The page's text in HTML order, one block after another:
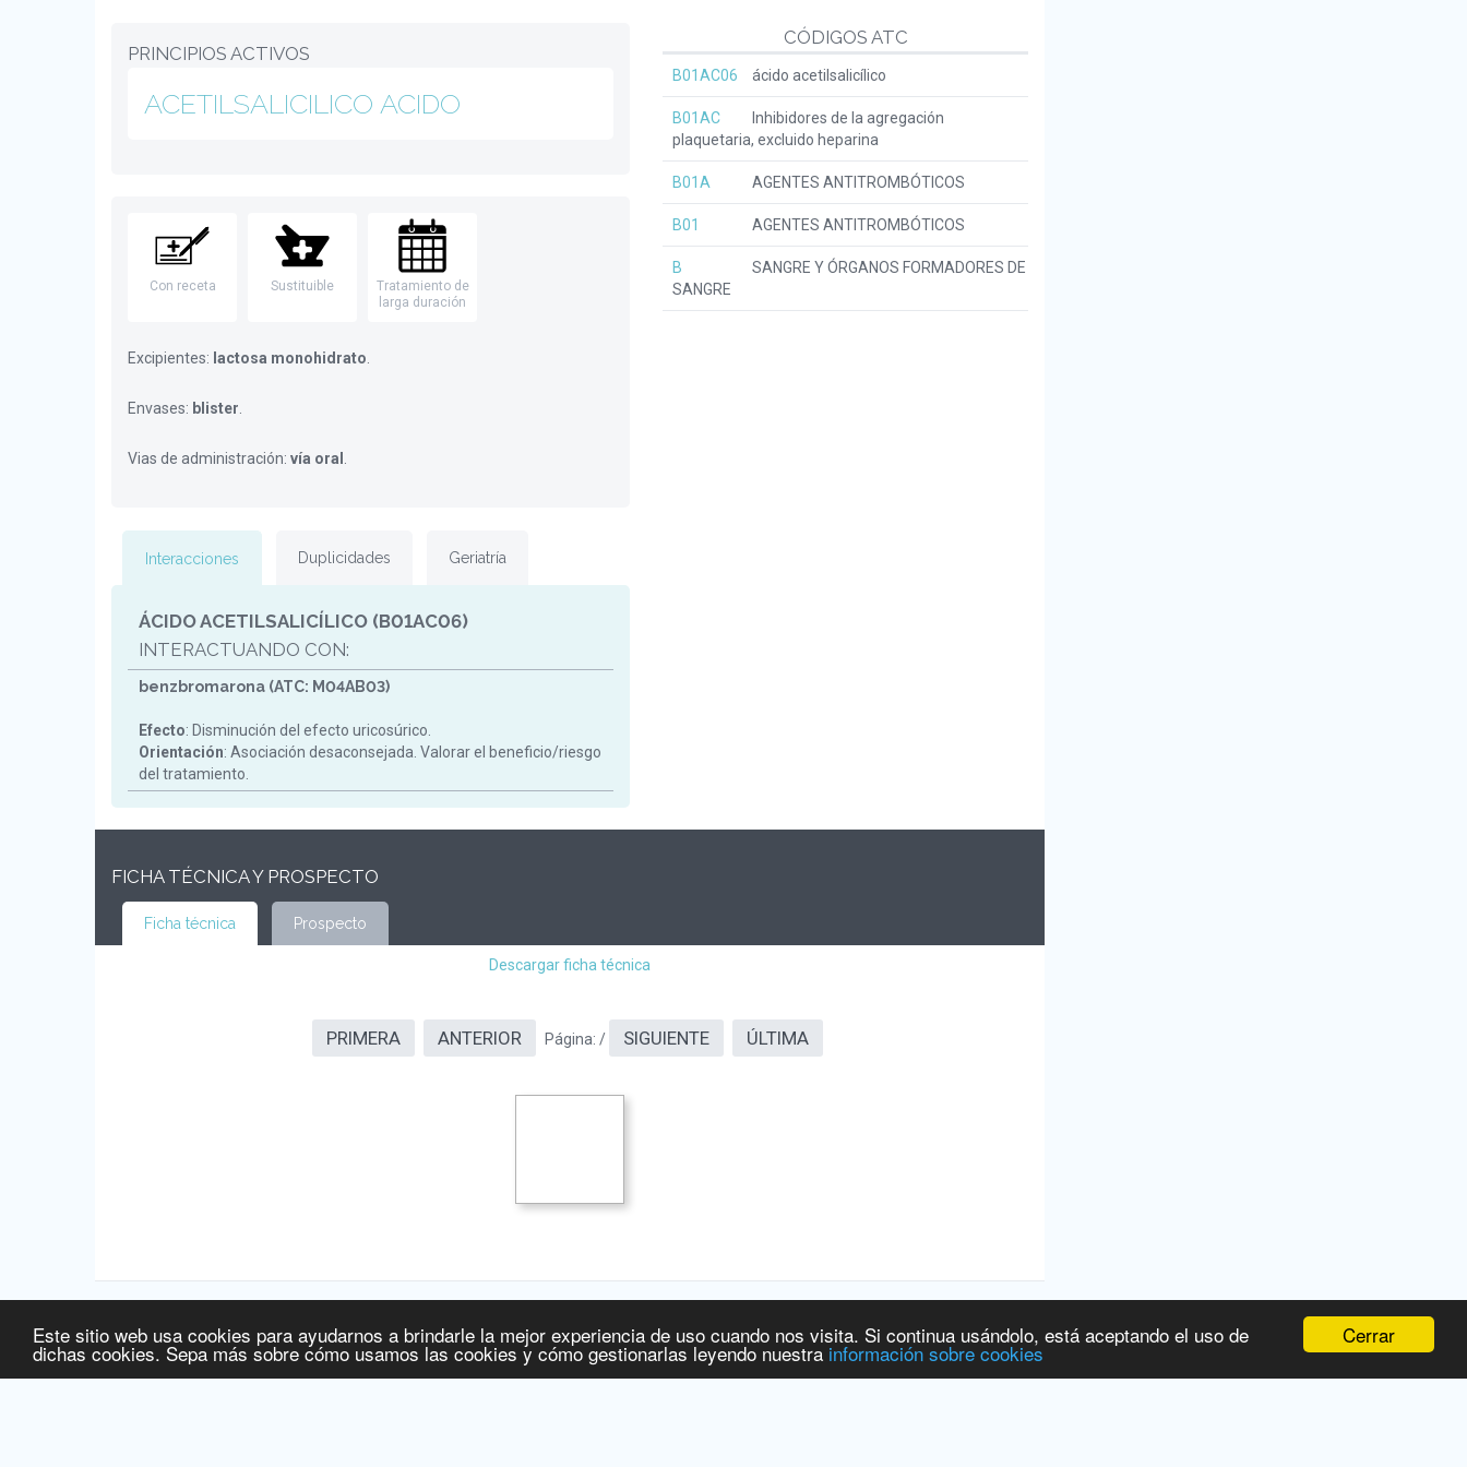
Cerrar
Este sitio web usa cookies para ayudarnos a brindarle la mejor experiencia de uso cuando nos visita. Si continua usándolo, está aceptando el uso de
dichas cookies. Sepa más sobre cómo usamos las cookies y cómo gestionarlas leyendo nuestra información sobre cookies
CÓDIGOS ATC
B01AC06 ácido acetilsalicílico
B01AC
Inhibidores de la agregación
plaquetaria, excluido heparina
B01A AGENTES ANTITROMBÓTICOS
B01 AGENTES ANTITROMBÓTICOS
B
SANGRE Y ÓRGANOS FORMADORES DE
SANGRE
PRINCIPIOS ACTIVOS
ACETILSALICILICO ACIDO
Con receta Sustituible
Tratamiento de
larga duración
Excipientes: lactosa monohidrato
Envases: blister
Vias de administración: vía oral
Interacciones Duplicidades Geriatría
ÁCIDO ACETILSALICÍLICO (B01AC06)
INTERACTUANDO CON:
benzbromarona (ATC: M04AB03)
Efecto: Disminución del efecto uricosúrico.
Orientación: Asociación desaconsejada. Valorar el beneficio/riesgo
del tratamiento.
FICHA TÉCNICA Y PROSPECTO
Ficha técnica Prospecto
Descargar ficha técnica
PRIMERA ANTERIOR Página: / SIGUIENTE ÚLTIMA
Fuente de la información:Agencia Española de Medicamentos y Productos Sanitarios[ www.aemps.gob.es].